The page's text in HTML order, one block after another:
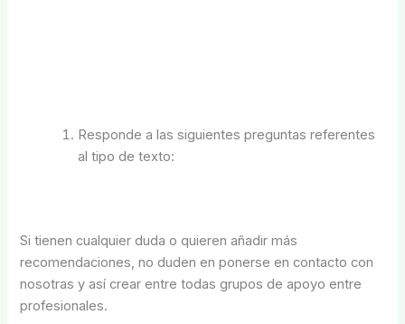
Responde a las siguientes preguntas referentes
al tipo de texto:
Si tienen cualquier duda o quieren añadir más
recomendaciones, no duden en ponerse en contacto con
nosotras y así crear entre todas grupos de apoyo entre
profesionales.